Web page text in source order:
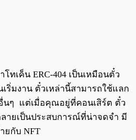
เค็น ERC-404 เป็นเหมือนตั๋ว
ริ่มงาน ตั๋วเหล่านี้สามารถใช้แลก
นๆ แต่เมื่อคุณอยู่ที่คอนเสิร์ต ตั๋ว
ายเป็นประสบการณ์ที่น่าจดจำ มี
ยกับ NFT